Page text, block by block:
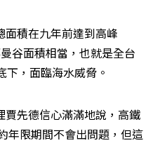
積在九年前達到高峰
谷面積相當，也就是全台
下，面臨海水威脅。
先德信心滿滿地說，高鐵
年限期間不會出問題，但這